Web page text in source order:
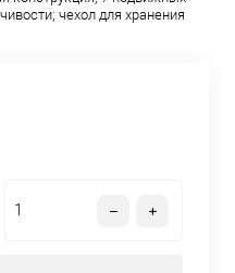
чехол для хранения